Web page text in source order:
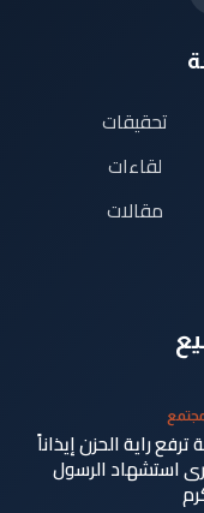
تحقيقات
لقاءات
مقالات
راية الحزن إيذاناً
استشهاد الرسول